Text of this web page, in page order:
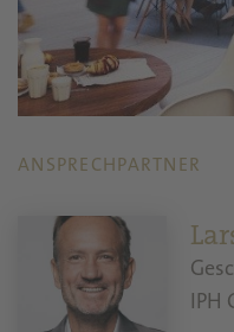
ANSPRECHPARTNER
IPH